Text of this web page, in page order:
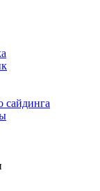
сайдинга